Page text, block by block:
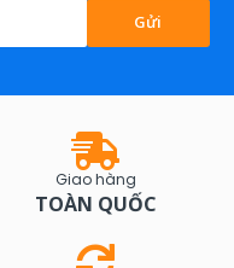
Gửi
Giao hàng
TOÀN QUỐC